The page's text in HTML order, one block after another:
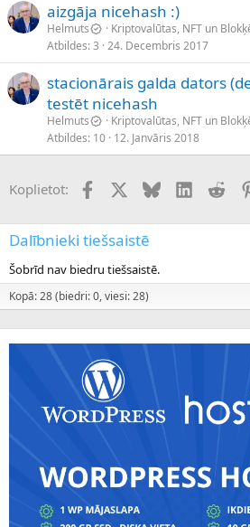
aizgāja nicehash :)
Helmuts
Kriptovalūtas, NFT un
Atbildes 3 24. Decembris 2017
stacionārais galda dators
testēt nicehash
Helmuts
Kriptovalūtas, NFT un
Atbildes 10 12. Janvāris 2018
Koplietot: FacebookX (Twitter)
BlueskyLinkedIn
Dalībnieki tiešsaistē
Šobrīd nav biedru tiešsaistē.
Kopā: 28 (biedri: 0, viesi: 28)